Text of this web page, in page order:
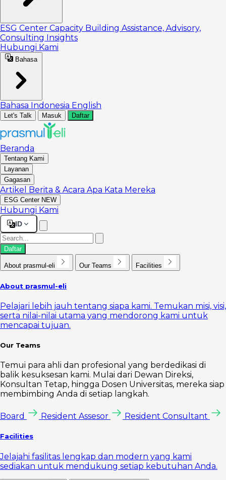
ESG Center Capacity Building Assistance, Advisory,
Consulting Insights
Hubungi Kami
Bahasa
Bahasa Indonesia English
Let's Talk Masuk Daftar
Beranda
Tentang Kami
Layanan
Gagasan
Artikel Berita & Acara Apa Kata Mereka
ESG Center NEW
Hubungi Kami
ID
Daftar
About prasmul-eli Our Teams Facilities
About prasmul-eli
Pelajari lebih jauh tentang siapa kami. Temukan misi, visi,
serta nilai-nilai utama yang mendorong kami untuk
mencapai tujuan.
Our Teams
Temui para ahli dan profesional yang berdedikasi di
balik kesuksesan kami. Mulai dari Dewan Direksi,
Konsultan Tetap, hingga Dosen Universitas, mereka siap
membimbing Anda di setiap langkah.
Board Resident Assesor Resident Consultant
Facilities
Jelajahi fasilitas lengkap dan modern yang kami
sediakan untuk mendukung setiap kebutuhan Anda.